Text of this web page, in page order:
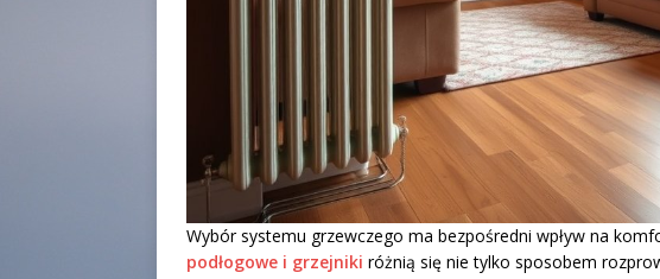
Wybór systemu grzewczego ma bezpośredni wpływ na
podłogowe i grzejniki różnią się nie tylko sposobem